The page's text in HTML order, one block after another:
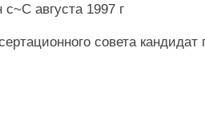
августа 1997 г
совета кандидат